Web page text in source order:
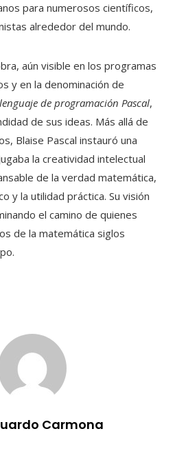
para numerosos científicos,
alrededor del mundo.
aún visible en los programas
y en la denominación de
lenguaje de programación Pascal,
de sus ideas. Más allá de
Blaise Pascal instauró una
la creatividad intelectual
de la verdad matemática,
y la utilidad práctica. Su visión
el camino de quienes
de la matemática siglos
Carmona